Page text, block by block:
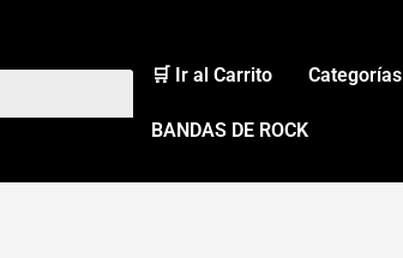
🛒 Ir al Carrito Categorías
BANDAS DE ROCK